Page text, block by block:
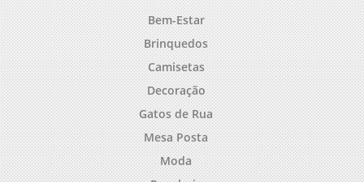
Bem-Estar
Brinquedos
Camisetas
Decoração
Gatos de Rua
Mesa Posta
Moda